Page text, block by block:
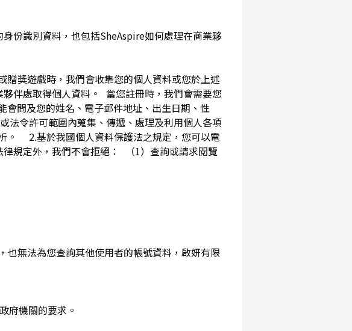
份識別資料，也包括SheAspire如何處理在商業夥
獎遊戲時，我們會收集您的個人資料或您於上述
伴處取得個人資料。 當您註冊時，我們會需要您
會問及您的姓名、電子郵件地址、出生日期、性
法令許可範圍內蒐集、傳遞、處理及利用個人各項
。 2.基於我國個人資料保護法之規定，您可以電
規定外，我們不會拒絕： （1）查詢或請求閱覽
無法為您查詢其他使用者的帳號資料，啟妍有限
府機關的要求。